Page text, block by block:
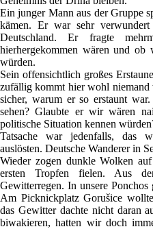
Ein junger Mann aus der Gruppe
kämen. Er war sehr
Deutschland. Er fragte
hierhergekommen wären und
würden.
Sein offensichtlich großes
zufällig kommt hier wohl
sicher, warum er so erstaunt
sehen? Glaubte er wir wären
politische Situation kennen
Tatsache war jedenfalls, das
auslösten. Deutsche Wanderer in
Wieder zogen dunkle Wolken
ersten Tropfen fielen. Aus
Gewitterregen. In unsere
Am Picknickplatz Gorušice
das Gewitter dachte nicht daran
biwakieren, hatten wir doch